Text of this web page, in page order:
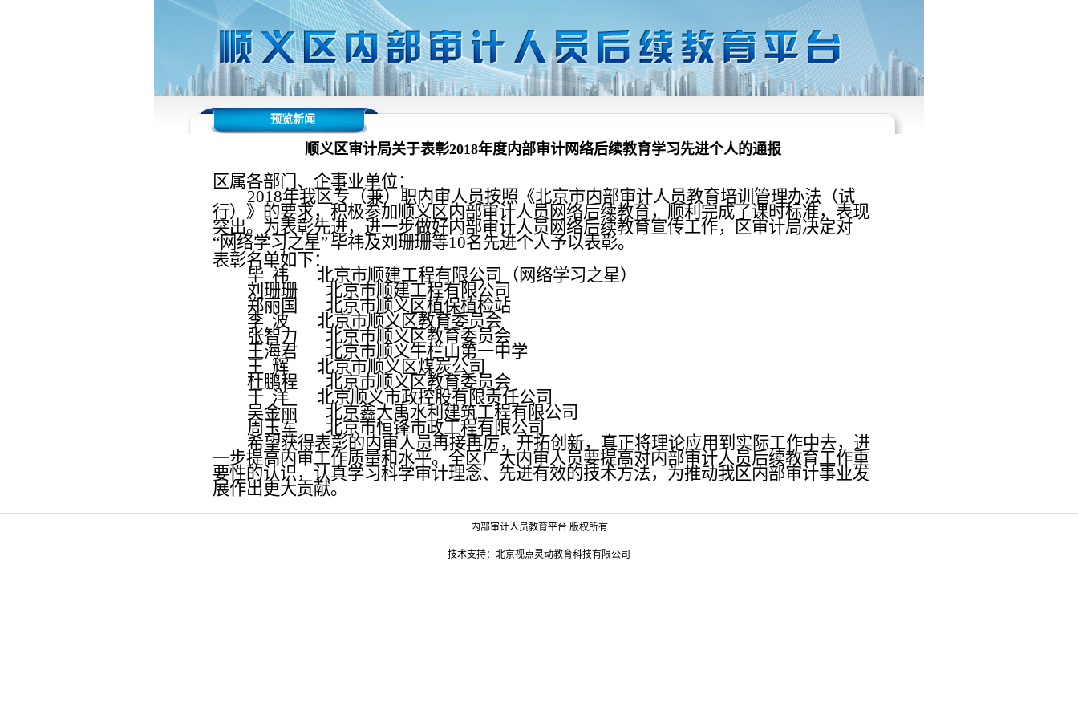
预览新闻
顺义区审计局关于表彰2018年度内部审计网络后续教育学习先进个人的通报
区属各部门、企事业单位：
2018年我区专（兼）职内审人员按照《北京市内部审计人员教育培训管理办法（试
行）》的要求，积极参加顺义区内部审计人员网络后续教育，顺利完成了课时标准，表现
突出。为表彰先进，进一步做好内部审计人员网络后续教育宣传工作，区审计局决定对
“网络学习之星”毕祎及刘珊珊等10名先进个人予以表彰。
表彰名单如下：
毕 祎 北京市顺建工程有限公司（网络学习之星）
刘珊珊 北京市顺建工程有限公司
郑丽国 北京市顺义区植保植检站
李 波 北京市顺义区教育委员会
张智力 北京市顺义区教育委员会
王海君 北京市顺义牛栏山第一中学
王 辉 北京市顺义区煤炭公司
杜鹏程 北京市顺义区教育委员会
于 洋 北京顺义市政控股有限责任公司
吴金丽 北京鑫大禹水利建筑工程有限公司
周玉军 北京市恒锋市政工程有限公司
希望获得表彰的内审人员再接再厉，开拓创新，真正将理论应用到实际工作中去，进
一步提高内审工作质量和水平。全区广大内审人员要提高对内部审计人员后续教育工作重
要性的认识，认真学习科学审计理念、先进有效的技术方法，为推动我区内部审计事业发
展作出更大贡献。
内部审计人员教育平台 版权所有
技术支持：北京视点灵动教育科技有限公司